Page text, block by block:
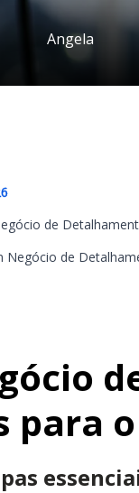
Angela
de
Negócio de
para